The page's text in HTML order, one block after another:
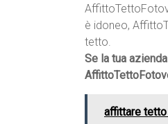
è idoneo,
tetto.
Se la tua
affittare